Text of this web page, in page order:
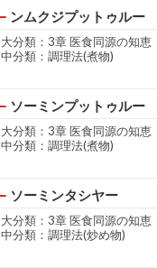
ンムクジプットゥルー
大分類：3章 医食同源の知恵
中分類：調理法(煮物)
ソーミンプットゥルー
大分類：3章 医食同源の知恵
中分類：調理法(煮物)
ソーミンタシヤー
大分類：3章 医食同源の知恵
中分類：調理法(炒め物)